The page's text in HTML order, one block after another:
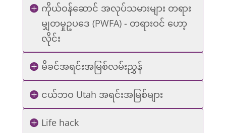
ကိုယ်ဝန်ဆောင် အလုပ်သမားများ တရား
မျှတမှုဥပဒေ (PWFA) - တရားဝင် ဟော့
လိုင်း
မိခင်အရင်းအမြစ်လမ်းညွှန်
ငယ်ဘဝ Utah အရင်းအမြစ်များ
Life hack